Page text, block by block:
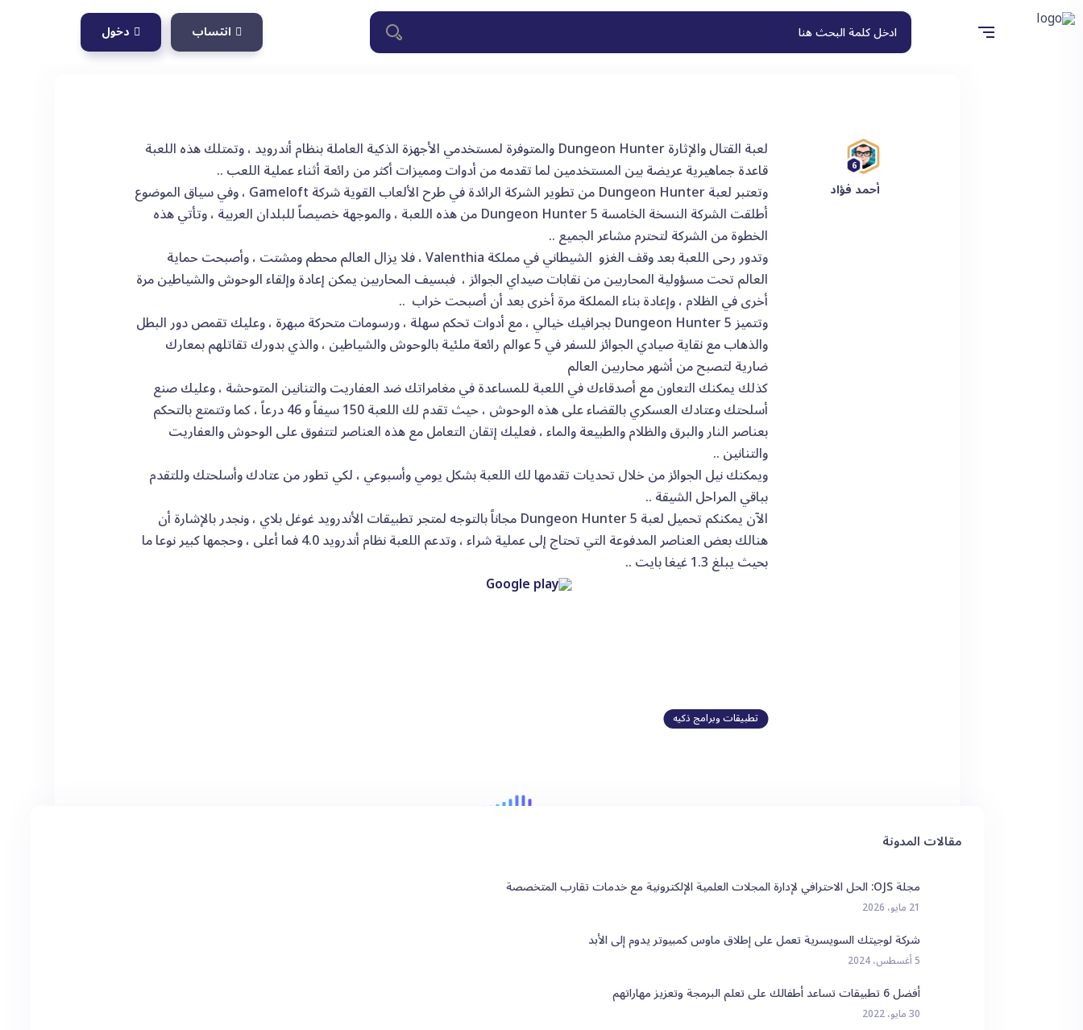
انتساب دخول
6
أحمد فؤاد
لعبة القتال والإثارة Dungeon Hunter والمتوفرة لمستخدمي الأجهزة الذكية العاملة بنظام أندرويد ، وتمتلك هذه اللعبة
قاعدة جماهيرية عريضة بين المستخدمين لما تقدمه من أدوات ومميزات أكثر من رائعة أثناء عملية اللعب ..
وتعتبر لعبة Dungeon Hunter من تطوير الشركة الرائدة في طرح الألعاب القوية شركة Gameloft ، وفي سياق الموضوع
أطلقت الشركة النسخة الخامسة Dungeon Hunter 5 من هذه اللعبة ، والموجهة خصيصاً للبلدان العربية ، وتأتي هذه
الخطوة من الشركة لتحترم مشاعر الجميع ..
وتدور رحى اللعبة بعد وقف الغزو الشيطاني في مملكة Valenthia ، فلا يزال العالم محطم ومشتت ، وأصبحت حماية
العالم تحت مسؤولية المحاربين من نقابات صيداي الجوائز ، فبسيف المحاربين يمكن إعادة وإلقاء الوحوش والشياطين مرة
أخرى في الظلام ، وإعادة بناء المملكة مرة أخرى بعد أن أصبحت خراب ..
وتتميز Dungeon Hunter 5 بجرافيك خيالي ، مع أدوات تحكم سهلة ، ورسومات متحركة مبهرة ، وعليك تقمص دور البطل
والذهاب مع نقاية صيادي الجوائز للسفر في 5 عوالم رائعة ملئية بالوحوش والشياطين ، والذي بدورك تقاتلهم بمعارك
ضارية لتصبح من أشهر محاربين العالم
كذلك يمكنك التعاون مع أصدقاءك في اللعبة للمساعدة في مغامراتك ضد العفاريت والتنانين المتوحشة ، وعليك صنع
أسلحتك وعتادك العسكري بالقضاء على هذه الوحوش ، حيث تقدم لك اللعبة 150 سيفاً و 46 درعاً ، كما وتتمتع بالتحكم
بعناصر النار والبرق والظلام والطبيعة والماء ، فعليك إتقان التعامل مع هذه العناصر لتتفوق على الوحوش والعفاريت
والتنانين ..
ويمكنك نيل الجوائز من خلال تحديات تقدمها لك اللعبة بشكل يومي وأسبوعي ، لكي تطور من عتادك وأسلحتك وللتقدم
بباقي المراحل الشيقة ..
الآن يمكنكم تحميل لعبة Dungeon Hunter 5 مجاناً بالتوجه لمتجر تطبيقات الأندرويد غوغل بلاي ، ونجدر بالإشارة أن
هنالك بعض العناصر المدفوعة التي تحتاج إلى عملية شراء ، وتدعم اللعبة نظام أندرويد 4.0 فما أعلى ، وحجمها كبير نوعا ما
بحيث يبلغ 1.3 غيغا بايت ..
تطبيقات وبرامج ذكيه
مقالات المدونة
مجلة OJS: الحل الاحترافي لإدارة المجلات العلمية الإلكترونية مع خدمات تقارب المتخصصة
21 مايو، 2026
شركة لوجيتك السويسرية تعمل على إطلاق ماوس كمبيوتر يدوم إلى الأبد
5 أغسطس، 2024
أفضل 6 تطبيقات تساعد أطفالك على تعلم البرمجة وتعزيز مهاراتهم
30 مايو، 2022